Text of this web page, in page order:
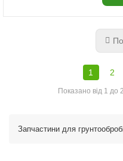
1 2
Показано від 1 до
Запчастини для